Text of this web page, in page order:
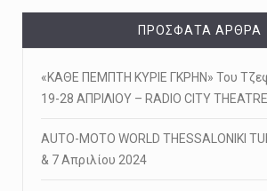
ΠΡΌΣΦΑΤΑ ΆΡΘΡΑ
«ΚΑΘΕ ΠΕΜΠΤΗ ΚΥΡΙΕ ΓΚΡΗΝ» Του
19-28 ΑΠΡΙΛΙΟΥ – RADIO CITY THEATRE
AUTO-MOTO WORLD THESSALONIKI
& 7 Απριλίου 2024